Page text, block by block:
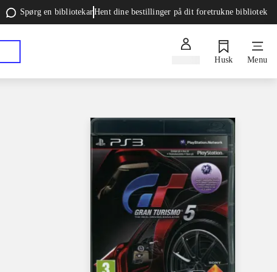
Spørg en bibliotekarHent dine bestillinger på dit foretrukne bibliotek
Husk Menu